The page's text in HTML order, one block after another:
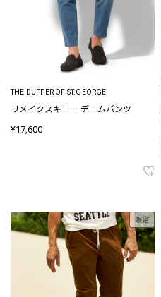
THE DUFFER OF ST.GEORGE
リメイクスキニー デニムパンツ
¥17,600
限定